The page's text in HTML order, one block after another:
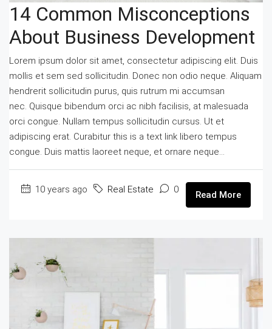
14 Common Misconceptions
About Business Development
Lorem ipsum dolor sit amet, consectetur adipiscing elit. Duis
mollis et sem sed sollicitudin. Donec non odio neque. Aliquam
hendrerit sollicitudin purus, quis rutrum mi accumsan
nec. Quisque bibendum orci ac nibh facilisis, at malesuada
orci congue. Nullam tempus sollicitudin cursus. Ut et
adipiscing erat. Curabitur this is a text link libero tempus
congue. Duis mattis laoreet neque, et ornare neque...
10 years ago Real Estate 0 Read More